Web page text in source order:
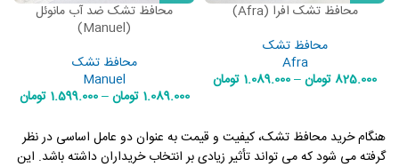
محافظ تشک افرا (Afra)
محافظ تشک
Afra
825.000تومان–
1.089.000 تومان
محافظ تشک ضد آب مانوئل
(Manuel)
محافظ تشک
Manuel
1.089.000 تومان–
1.599.000 تومان
هنگام خرید محافظ تشک، کیفیت و قیمت به عنوان دو عامل اساسی در نظر
گرفته می شود که می تواند تأثیر زیادی بر انتخاب خریداران داشته باشد. این